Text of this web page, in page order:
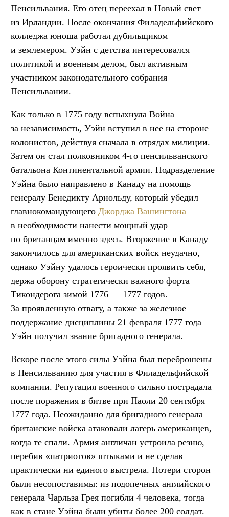
Пенсильвания. Его отец переехал в Новый свет
из Ирландии. После окончания Филадельфийского
колледжа юноша работал дубильщиком
и землемером. Уэйн с детства интересовался
политикой и военным делом, был активным
участником законодательного собрания
Пенсильвании.
Как только в 1775 году вспыхнула Война
за независимость, Уэйн вступил в нее на стороне
колонистов, действуя сначала в отрядах милиции.
Затем он стал полковником 4-го пенсильванского
батальона Континентальной армии. Подразделение
Уэйна было направлено в Канаду на помощь
генералу Бенедикту Арнольду, который убедил
главнокомандующего Джорджа Вашингтона
в необходимости нанести мощный удар
по британцам именно здесь. Вторжение в Канаду
закончилось для американских войск неудачно,
однако Уэйну удалось героически проявить себя,
держа оборону стратегически важного форта
Тикондерога зимой 1776 — 1777 годов.
За проявленную отвагу, а также за железное
поддержание дисциплины 21 февраля 1777 года
Уэйн получил звание бригадного генерала.
Вскоре после этого силы Уэйна был переброшены
в Пенсильванию для участия в Филадельфийской
компании. Репутация военного сильно пострадала
после поражения в битве при Паоли 20 сентября
1777 года. Неожиданно для бригадного генерала
британские войска атаковали лагерь американцев,
когда те спали. Армия англичан устроила резню,
перебив «патриотов» штыками и не сделав
практически ни единого выстрела. Потери сторон
были несопоставимы: из подопечных английского
генерала Чарльза Грея погибли 4 человека, тогда
как в стане Уэйна были убиты более 200 солдат.